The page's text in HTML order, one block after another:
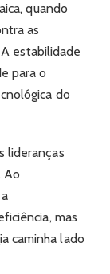
quando
as
estabilidade
para o
do
lideranças
Ao
mas
caminha lado